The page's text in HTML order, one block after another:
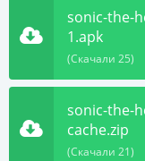
sonic-the-
1.apk
(Скачали 25)
sonic-the-
cache.zip
(Скачали 21)